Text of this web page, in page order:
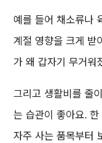
예를 들어 채소류나
계절 영향을 크게 받
가 왜 갑자기 무거워
그리고 생활비를 줄
는 습관이 좋아요. 한
자주 사는 품목부터